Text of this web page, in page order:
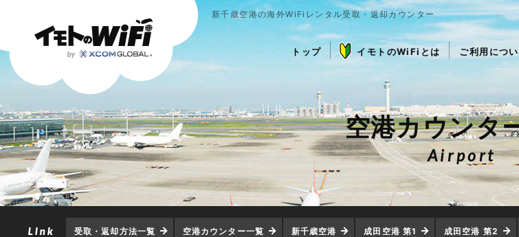
新千歳空港の海外WiFiレンタル受取・返却カウンター
トップ イモトのWiFiとは ご利用につ
空港カウンタ
Airport
受取・返却方法一覧 空港カウンター一覧 新千歳空港 成田空港 第1 成田空港 第2